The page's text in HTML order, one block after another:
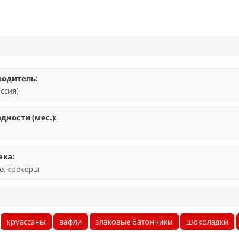
(мес.):
крекеры
круассаны вафли злаковые батончики шоколадки